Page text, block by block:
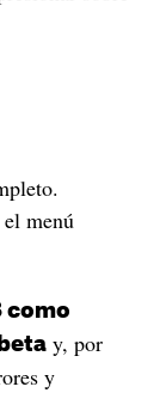
el menú
como
y, por
y